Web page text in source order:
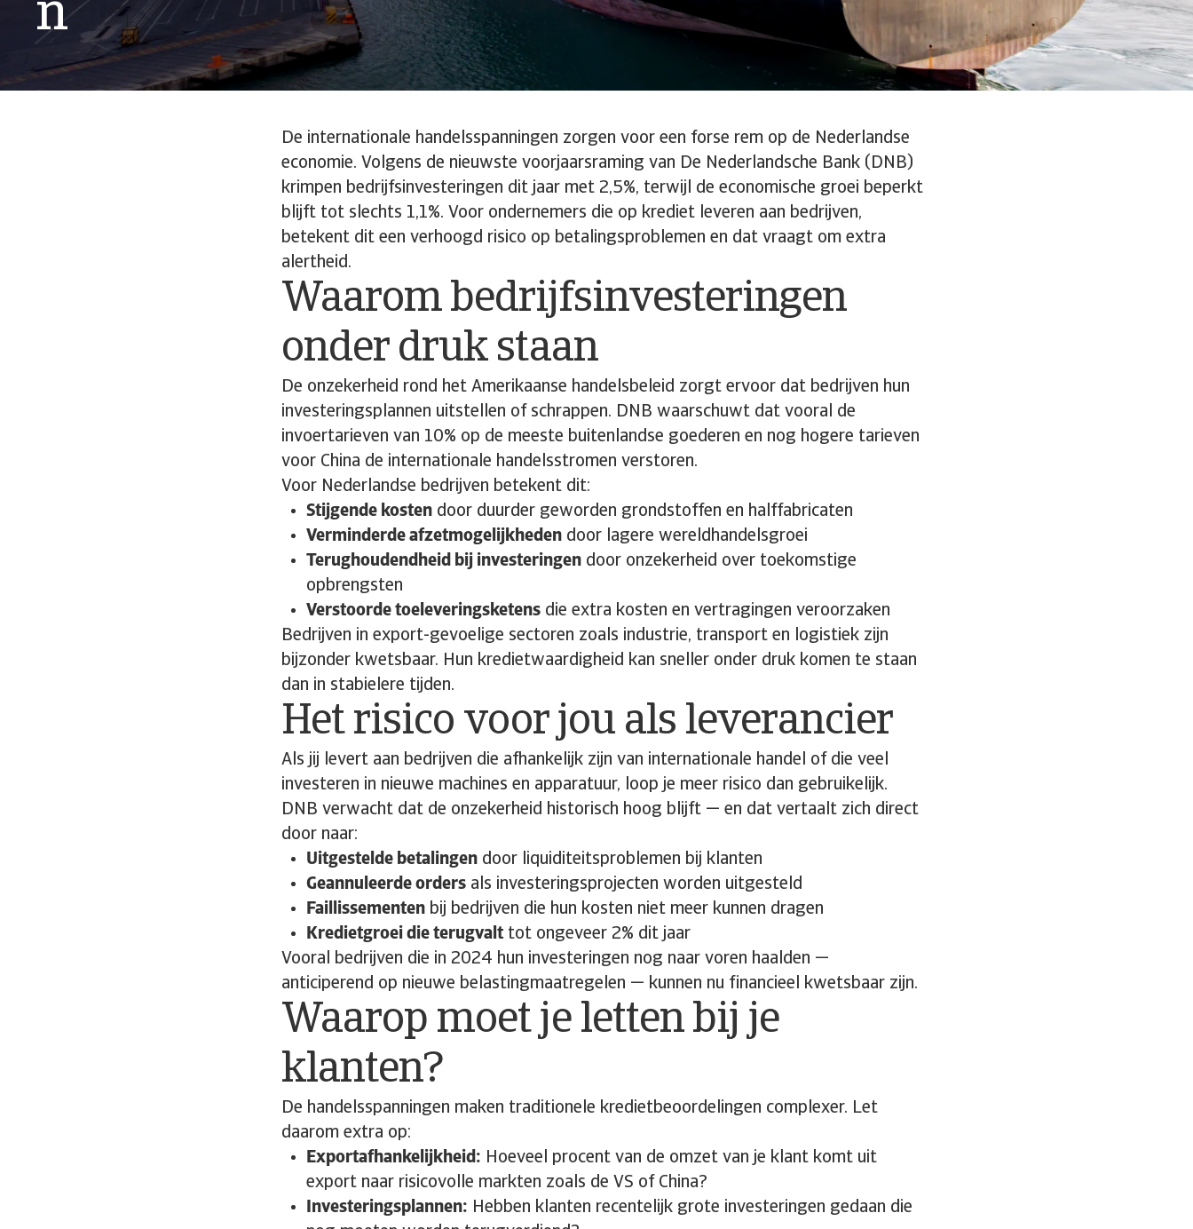
n
De internationale handelsspanningen zorgen voor een forse rem op de Nederlandse
economie. Volgens de nieuwste voorjaarsraming van De Nederlandsche Bank (DNB)
krimpen bedrijfsinvesteringen dit jaar met 2,5%, terwijl de economische groei beperkt
blijft tot slechts 1,1%. Voor ondernemers die op krediet leveren aan bedrijven,
betekent dit een verhoogd risico op betalingsproblemen en dat vraagt om extra
alertheid.
Waarom bedrijfsinvesteringen
onder druk staan
De onzekerheid rond het Amerikaanse handelsbeleid zorgt ervoor dat bedrijven hun
investeringsplannen uitstellen of schrappen. DNB waarschuwt dat vooral de
invoertarieven van 10% op de meeste buitenlandse goederen en nog hogere tarieven
voor China de internationale handelsstromen verstoren.
Voor Nederlandse bedrijven betekent dit:
Stijgende kosten door duurder geworden grondstoffen en halffabricaten
Verminderde afzetmogelijkheden door lagere wereldhandelsgroei
Terughoudendheid bij investeringen door onzekerheid over toekomstige
opbrengsten
Verstoorde toeleveringsketens die extra kosten en vertragingen veroorzaken
Bedrijven in export-gevoelige sectoren zoals industrie, transport en logistiek zijn
bijzonder kwetsbaar. Hun kredietwaardigheid kan sneller onder druk komen te staan
dan in stabielere tijden.
Het risico voor jou als leverancier
Als jij levert aan bedrijven die afhankelijk zijn van internationale handel of die veel
investeren in nieuwe machines en apparatuur, loop je meer risico dan gebruikelijk.
DNB verwacht dat de onzekerheid historisch hoog blijft — en dat vertaalt zich direct
door naar:
Uitgestelde betalingen door liquiditeitsproblemen bij klanten
Geannuleerde orders als investeringsprojecten worden uitgesteld
Faillissementen bij bedrijven die hun kosten niet meer kunnen dragen
Kredietgroei die terugvalt tot ongeveer 2% dit jaar
Vooral bedrijven die in 2024 hun investeringen nog naar voren haalden —
anticiperend op nieuwe belastingmaatregelen — kunnen nu financieel kwetsbaar zijn.
Waarop moet je letten bij je
klanten?
De handelsspanningen maken traditionele kredietbeoordelingen complexer. Let
daarom extra op:
Exportafhankelijkheid: Hoeveel procent van de omzet van je klant komt uit
export naar risicovolle markten zoals de VS of China?
Investeringsplannen: Hebben klanten recentelijk grote investeringen gedaan die